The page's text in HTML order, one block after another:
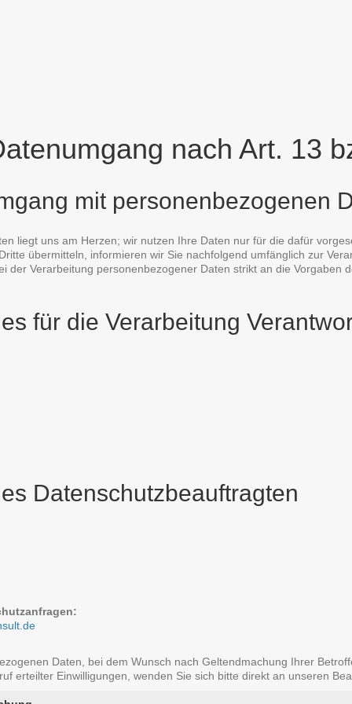
nach Art. 13
mit personenbezogenen
liegt uns am Herzen; wir nutzen Ihre Daten nur für die dafür
übermitteln, informieren wir Sie nachfolgend umfänglich zur
der Verarbeitung personenbezogener Daten strikt an die
für die Verarbeitung
Datenschutzbeauftragten
Daten, bei dem Wunsch nach Geltendmachung Ihrer
erteilter Einwilligungen, wenden Sie sich bitte direkt an unseren